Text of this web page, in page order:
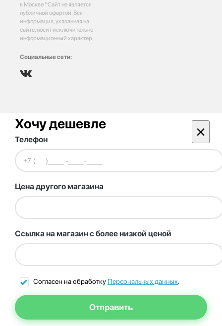
в Москве *Сайт не является
публичной офертой. Вся
информация, указанная на
сайте, носит исключительно
информационный характер.
Социальные сети:
Хочу дешевле ×
Телефон
Цена другого магазина
Ссылка на магазин с более низкой ценой
Согласен на обработку Персональных данных.
Отправить